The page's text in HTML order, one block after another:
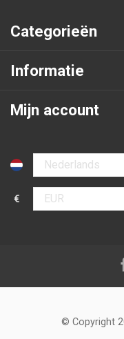
Categorieën
Informatie
Mijn account
Selecteer taal
€
Selecteer valuta
© Copyright